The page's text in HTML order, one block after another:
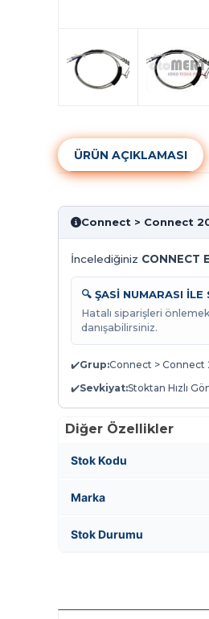
ÜRÜN AÇIKLAMASI
Connect > Connect
İncelediğiniz CONNECT
🔍 ŞASİ NUMARASI İLE
Hatalı siparişleri
danışabilirsiniz.
✔️Grup:Connect > Connect
✔️Sevkiyat:Stoktan Hızlı
Diğer Özellikler
Stok Kodu
Marka
Stok Durumu